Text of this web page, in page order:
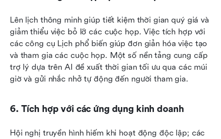
Lên lịch thông minh giúp tiết kiệm thời gian quý giá và
giảm thiểu việc bỏ lỡ các cuộc họp. Việc tích hợp với
các công cụ Lịch phổ biến giúp đơn giản hóa việc tạo
và tham gia các cuộc họp. Một số nền tảng cung cấp
trợ lý dựa trên AI đề xuất thời gian tối ưu qua các múi
giờ và gửi nhắc nhở tự động đến người tham gia.
6. Tích hợp với các ứng dụng kinh doanh
Hội nghị truyền hình hiếm khi hoạt động độc lập; các